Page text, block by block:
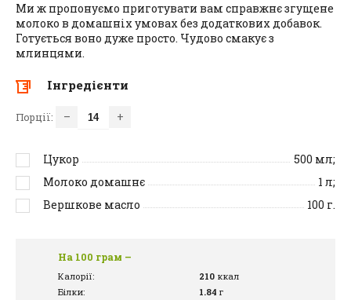
Ми ж пропонуємо приготувати вам справжнє згущене
молоко в домашніх умовах без додаткових добавок.
Готується воно дуже просто. Чудово смакує з
млинцями.
Інгредієнти
Порції: – +
Цукор 500 мл;
Молоко домашнє
1 л;
Вершкове масло
100 г.
На 100 грам –
Калорії: 210 ккал
Білки:
1.84 г